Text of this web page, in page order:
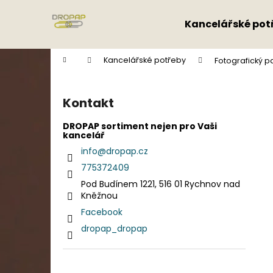
Kancelářské
Domů Kancelářské potřeby Fotografický
Kontakt
DROPAP sortiment nejen pro Vaši
kancelář
info@dropap.cz
775372409
Pod Budínem 1221, 516 01 Rychnov nad
Kněžnou
Facebook
dropap_dropap
í
Zpět
do
Zpět
do